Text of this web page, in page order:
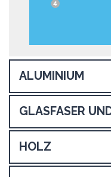
ALUMINIUM
GLASFASER
HOLZ